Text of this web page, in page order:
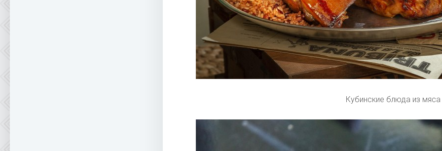
Кубинские блюда из мяса